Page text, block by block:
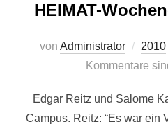
HEIMAT-
von Administrator 2010
Kommentare
Edgar Reitz und Salome
Campus. Reitz: “Es war ein